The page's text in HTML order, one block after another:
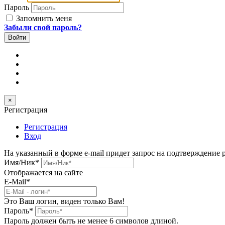
Пароль
Запомнить меня
Забыли свой пароль?
×
Регистрация
Регистрация
Вход
На указанный в форме e-mail придет запрос на подтверждение
Имя/Ник*
Отображается на сайте
E-Mail*
Это Ваш логин, виден только Вам!
Пароль*
Пароль должен быть не менее 6 символов длиной.